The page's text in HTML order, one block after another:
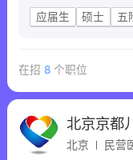
应届生 硕士 五
在招 8个职位
北京京都
北京 民营